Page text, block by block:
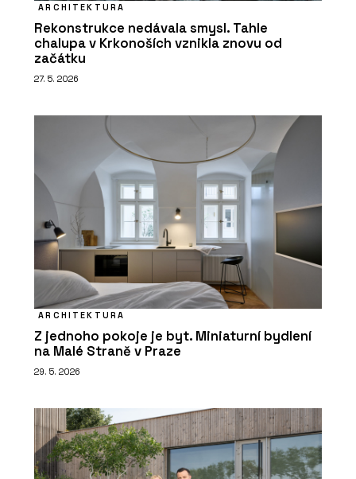
ARCHITEKTURA
Rekonstrukce nedávala smysl. Tahle
chalupa v Krkonoších vznikla znovu od
začátku
27. 5. 2026
ARCHITEKTURA
Z jednoho pokoje je byt. Miniaturní bydlení
na Malé Straně v Praze
29. 5. 2026